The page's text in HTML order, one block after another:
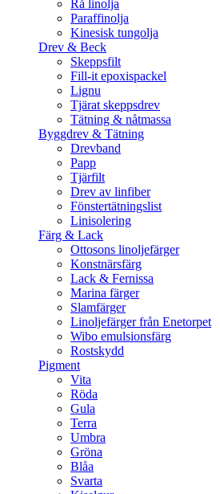
Rå linolja
Paraffinolja
Kinesisk tungolja
Drev & Beck
Skeppsfilt
Fill-it epoxispackel
Lignu
Tjärat skeppsdrev
Tätning & nåtmassa
Byggdrev & Tätning
Drevband
Papp
Tjärfilt
Drev av linfiber
Fönstertätningslist
Linisolering
Färg & Lack
Ottosons linoljefärger
Konstnärsfärg
Lack & Fernissa
Marina färger
Slamfärger
Linoljefärger från Enetorpet
Wibo emulsionsfärg
Rostskydd
Pigment
Vita
Röda
Gula
Terra
Umbra
Gröna
Blåa
Svarta